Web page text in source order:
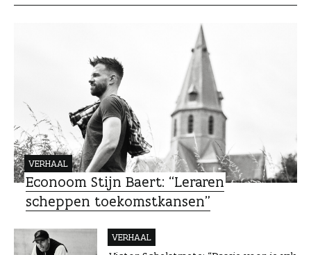
VERHAAL
Econoom Stijn Baert: “Leraren
scheppen toekomstkansen”
VERHAAL